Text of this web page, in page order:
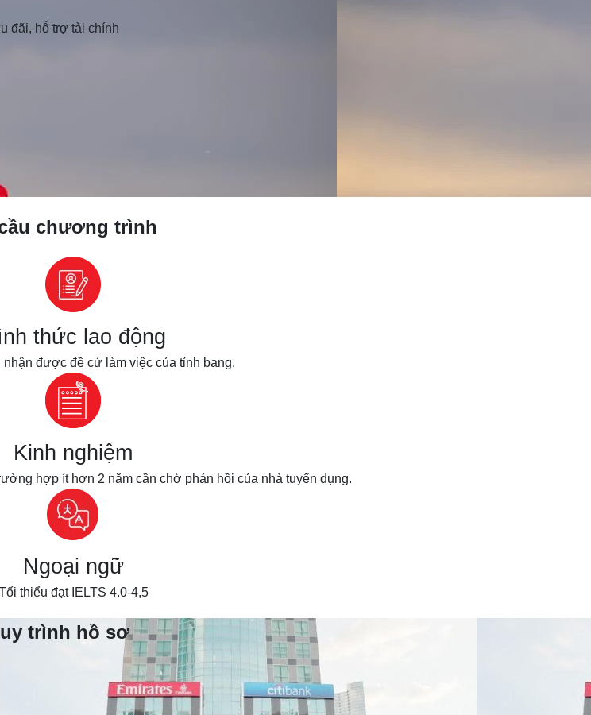
đãi, hỗ trợ tài chính
chương trình
thức lao động
được đề cử làm việc của tỉnh bang.
Kinh nghiệm
hợp ít hơn 2 năm cần chờ phản hồi của nhà tuyển dụng.
Ngoại ngữ
thiểu đạt IELTS 4.0-4,5
trình hồ sơ